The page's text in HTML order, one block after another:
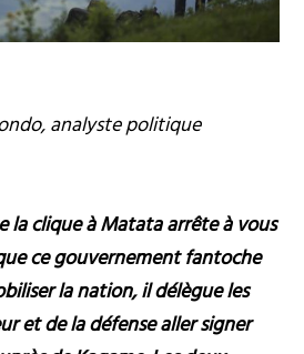
analyste politique
la clique à Matata arrête à vous
ce gouvernement fantoche
la nation, il délègue les
et de la défense aller signer